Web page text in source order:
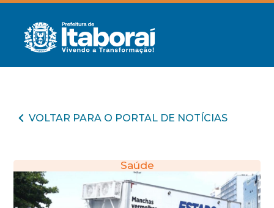
VOLTAR PARA O PORTAL DE NOTÍCIAS
Saúde